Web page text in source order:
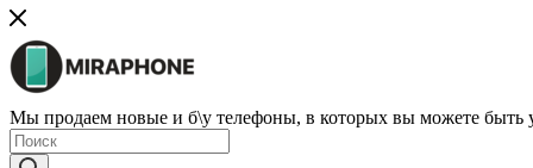
Мы продаем новые и б\у телефоны, в которых вы можете быть